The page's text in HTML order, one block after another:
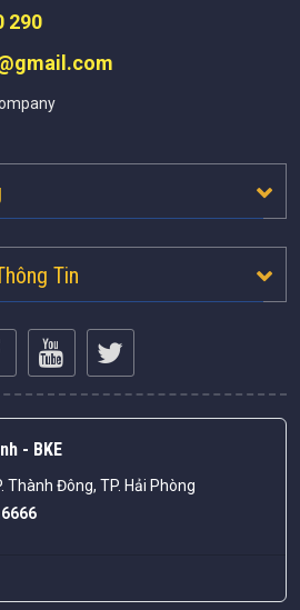
290
Tin
- BKE
Thành Đông, TP. Hải Phòng